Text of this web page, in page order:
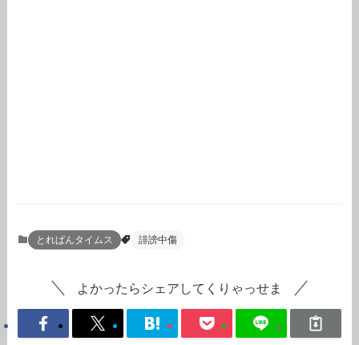
とれぱんタイムス 誹謗中傷
よかったらシェアしてくりゃっせま